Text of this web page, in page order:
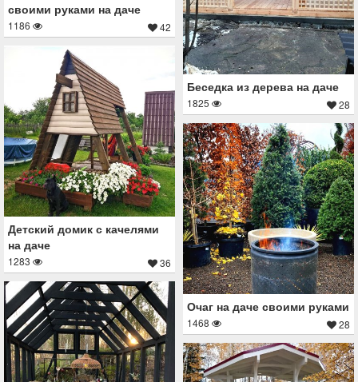
своими руками на даче
1186 42
Беседка из дерева на даче
1825 28
Детский домик с качелями
на даче
1283 36
Очаг на даче своими руками
1468 28